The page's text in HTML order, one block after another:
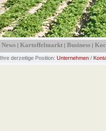
News | Kartoffelmarkt | Business |
Ihre derzeitige Position: Unternehmen /